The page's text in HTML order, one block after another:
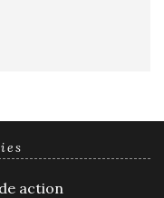
action